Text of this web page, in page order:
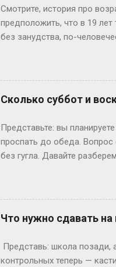
Смотрите, история про
предположить, что в 19
без занудства, по-
не туда. Вот Сергей из
одноклассники уже на
штурмует лекции по
школе — представьте, как
вносит коррективы.
Сколько суббот и
Представьте: вы
проспать до обеда. Вопрос
без гугла. Давайте
остатке. То есть суббот
лишний день?» Всё просто:
понедельник, то
366 дней делим на 7 —
выходными? Могут, но
Выходных будет по 53. Но
Что нужно сдавать
Представь: школа позади,
контрольных теперь —